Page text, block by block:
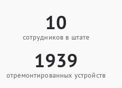
10
сотрудников в штате
1939
отремонтированных устройств